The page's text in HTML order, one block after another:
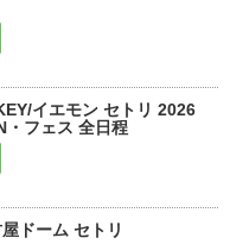
イエモン セトリ 2026
・フェス 全日程
ドーム セトリ